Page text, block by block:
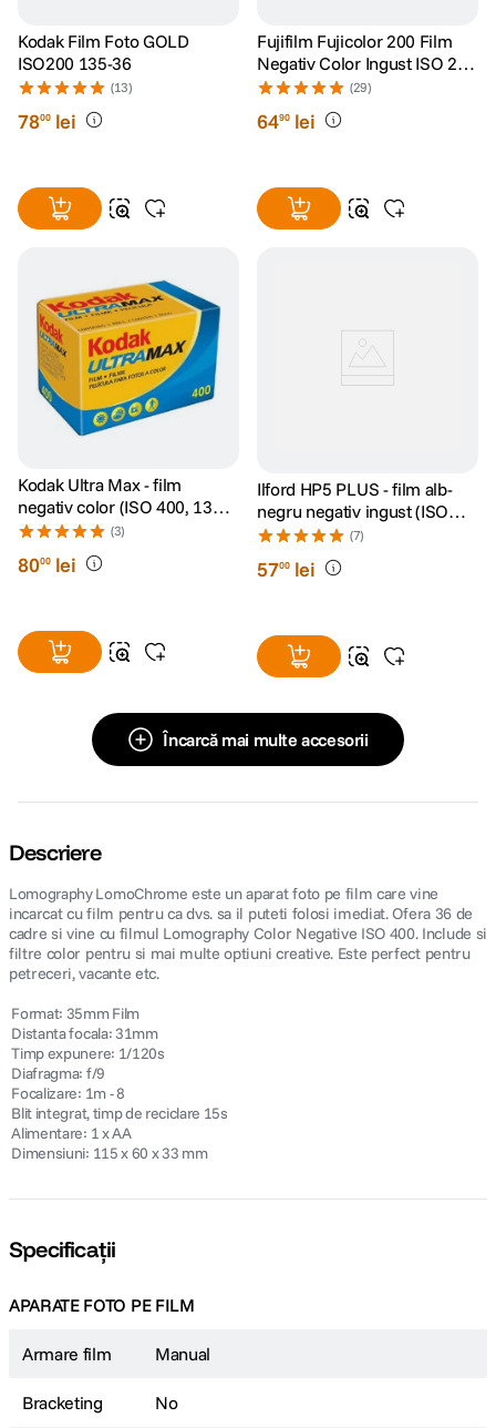
Kodak Film Foto GOLD
ISO200 135-36
(13)
7800 lei
Fujifilm Fujicolor 200 Film
Negativ Color Ingust ISO 200
135-36
(29)
6490 lei
Kodak Ultra Max - film
negativ color (ISO 400, 135-
36)
(3)
8000 lei
Ilford HP5 PLUS - film alb-
negru negativ ingust (ISO
400, 135/24)(7)
5700 lei
Încarcă mai multe accesorii
Descriere
Lomography LomoChrome este un aparat foto pe film care vine
incarcat cu film pentru ca dvs. sa il puteti folosi imediat. Ofera 36 de
cadre si vine cu filmul Lomography Color Negative ISO 400. Include si
filtre color pentru si mai multe optiuni creative. Este perfect pentru
petreceri, vacante etc.
 Format: 35mm Film
 Distanta focala: 31mm
 Timp expunere: 1/120s
 Diafragma: f/9
 Focalizare: 1m - 8
 Blit integrat, timp de reciclare 15s
 Alimentare: 1 x AA
 Dimensiuni: 115 x 60 x 33 mm
Specificații
APARATE FOTO PE FILM
Armare film Manual
Bracketing No